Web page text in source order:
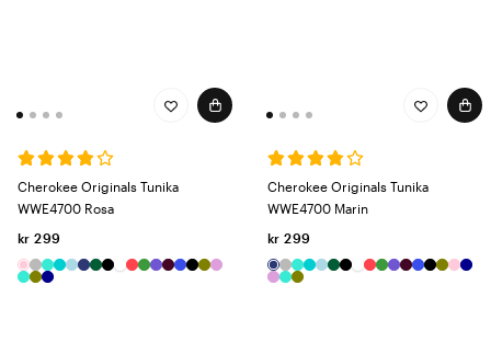
Cherokee Originals Tunika
WWE4700 Rosa
kr 299
Cherokee Originals Tunika
WWE4700 Marin
kr 299